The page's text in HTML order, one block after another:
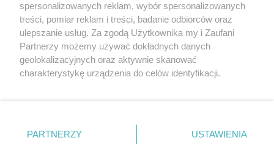
O nas
spersonalizowanych reklam, wybór spersonalizowanych
treści, pomiar reklam i treści, badanie odbiorców oraz
ulepszanie usług. Za zgodą Użytkownika my i Zaufani
Partnerzy możemy używać dokładnych danych
geolokalizacyjnych oraz aktywnie skanować
charakterystykę urządzenia do celów identyfikacji.
zmienić/wycofać klikając przycisk ustawień prywatności
znajdujący się w lewym dolnym rogu strony
PARTNERZY USTAWIENIA